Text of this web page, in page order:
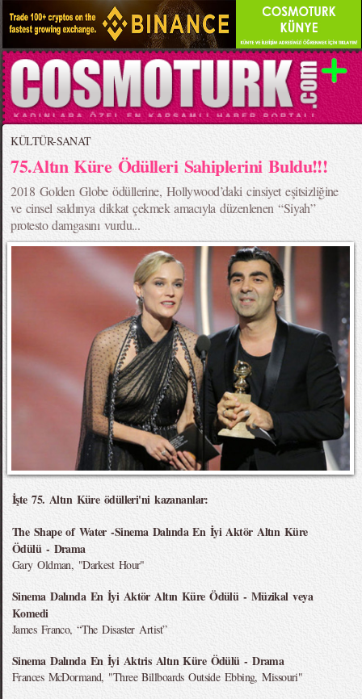
KÜLTÜR-SANAT
75.Altın Küre Ödülleri Sahiplerini Buldu!!!
2018 Golden Globe ödüllerine, Hollywood’daki cinsiyet eşitsizliğine
ve cinsel saldırıya dikkat çekmek amacıyla düzenlenen “Siyah”
protesto damgasını vurdu...
İşte 75. Altın Küre ödülleri'ni kazananlar:
The Shape of Water -Sinema Dalında En İyi Aktör Altın Küre
Ödülü - Drama
Gary Oldman, "Darkest Hour"
Sinema Dalında En İyi Aktör Altın Küre Ödülü - Müzikal veya
Komedi
James Franco, “The Disaster Artist”
Sinema Dalında En İyi Aktris Altın Küre Ödülü - Drama
Frances McDormand, "Three Billboards Outside Ebbing, Missouri"